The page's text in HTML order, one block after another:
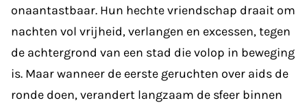
onaantastbaar. Hun hechte vriendschap draait om
nachten vol vrijheid, verlangen en excessen, tegen
de achtergrond van een stad die volop in beweging
is. Maar wanneer de eerste geruchten over aids de
ronde doen, verandert langzaam de sfeer binnen